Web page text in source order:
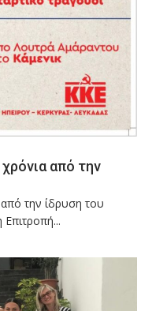
από την
την ίδρυση του